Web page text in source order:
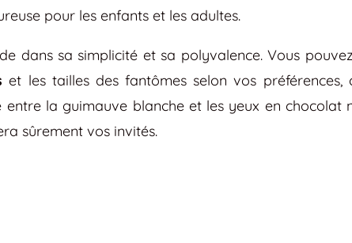
pour les enfants et les adultes.
dans sa simplicité et sa polyvalence. Vous
et les tailles des fantômes selon vos préférences,
la guimauve blanche et les yeux en chocolat
sûrement vos invités.